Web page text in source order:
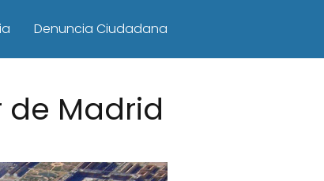
Denuncia Ciudadana
Madrid